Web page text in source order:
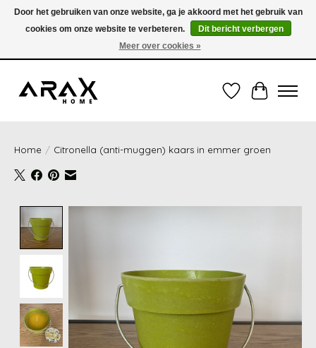
VERZENDING TUSSEN 1 en 3 WERKDAGEN - GRATIS VERZENDING VANAF 35,00€
(onder de 35,00€ = 3,95€ verzendkosten) OF OPHALEN IN DE WINKEL OOK
Verlanglijst
Home / Citronella (anti-muggen) kaars in emmer groen
Door het gebruiken van onze website, ga je akkoord met het gebruik van
cookies om onze website te verbeteren.
Dit bericht verbergen
Meer over cookies »